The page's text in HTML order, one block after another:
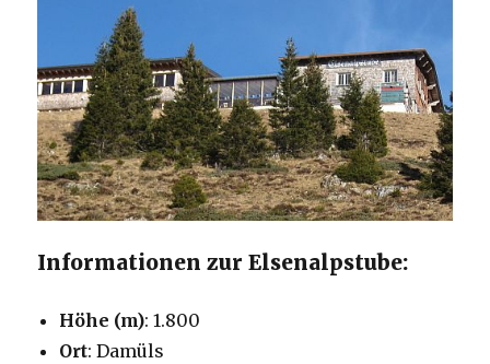
Informationen zur Elsenalpstube:
Höhe (m): 1.800
Ort: Damüls